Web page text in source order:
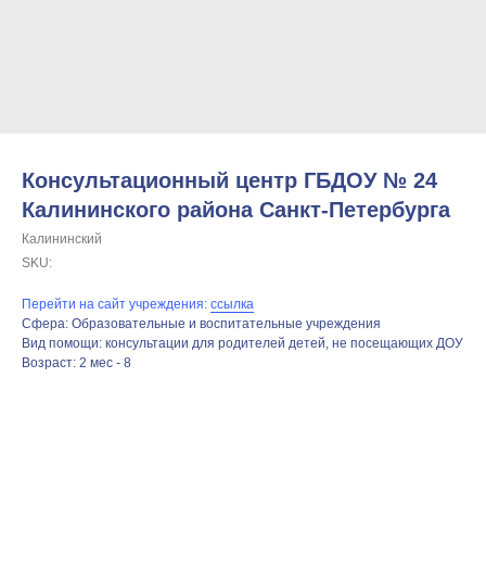
Консультационный центр ГБДОУ № 24
Калининского района Санкт-Петербурга
Калининский
SKU:
Перейти на сайт учреждения: ссылка
Сфера: Образовательные и воспитательные учреждения
Вид помощи: консультации для родителей детей, не посещающих ДОУ
Возраст: 2 мес - 8